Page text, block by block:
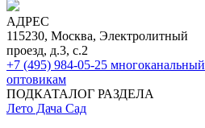
АДРЕС
115230, Москва, Электролитный
проезд, д.3, с.2
+7 (495) 984-05-25 многоканальный
оптовикам
ПОДКАТАЛОГ РАЗДЕЛА
Лето Дача Сад